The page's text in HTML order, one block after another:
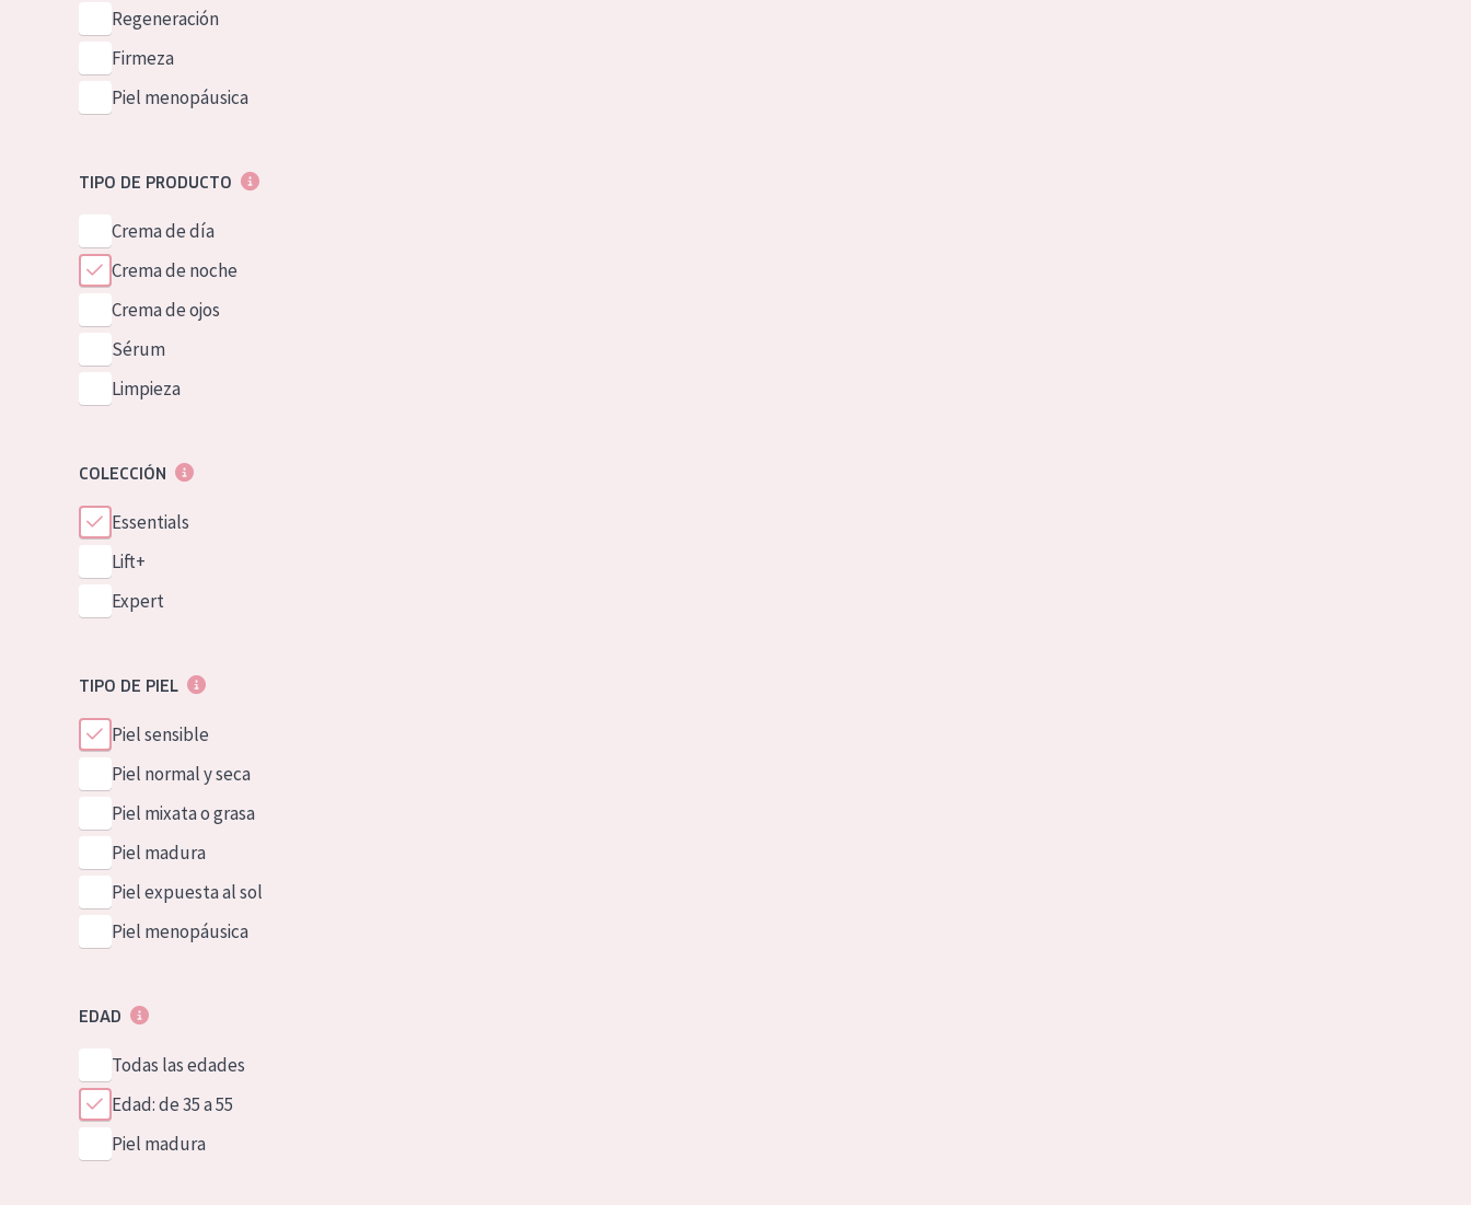
German
Spanish
Greek
Regeneración
Firmeza
Piel menopáusica
TIPO DE PRODUCTO
Crema de día
Crema de noche
Crema de ojos
Sérum
Limpieza
COLECCIÓN
Essentials
Lift+
Expert
TIPO DE PIEL
Piel sensible
Piel normal y seca
Piel mixata o grasa
Piel madura
Piel expuesta al sol
Piel menopáusica
EDAD
Todas las edades
Edad: de 35 a 55
Piel madura